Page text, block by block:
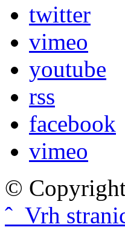
twitter
vimeo
youtube
rss
facebook
vimeo
©
ˆ Vrh